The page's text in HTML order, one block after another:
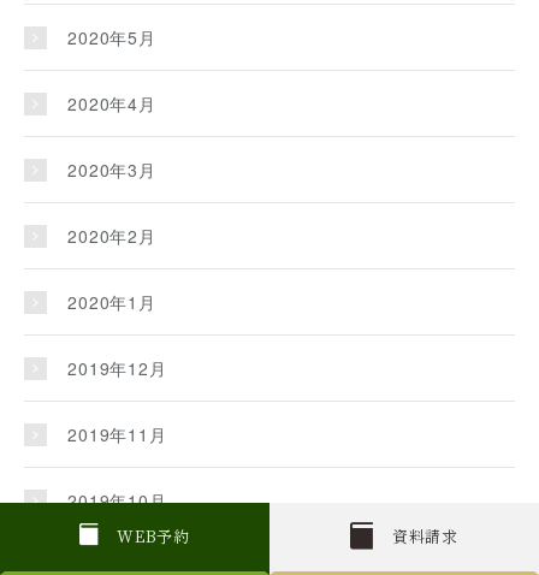
W EB予約 資料請求
2020年5月
2020年4月
2020年3月
2020年2月
2020年1月
2019年12月
2019年11月
2019年10月
2019年9月